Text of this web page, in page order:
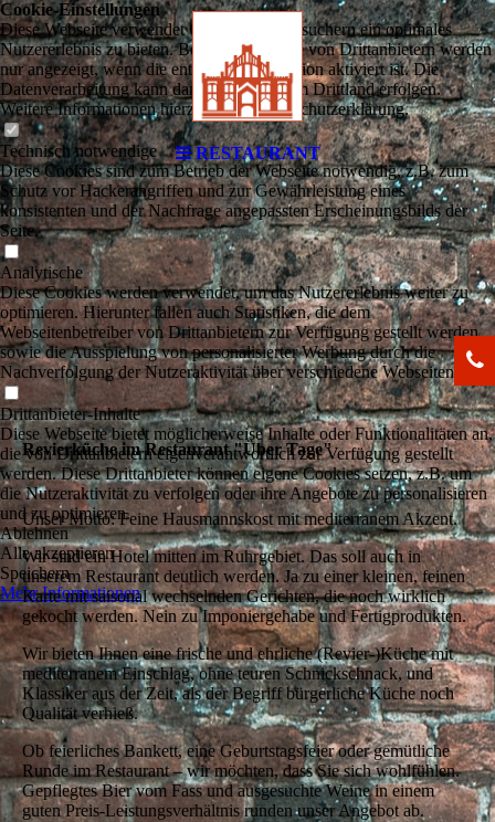
RESTAURANT
Revierküche im Restaurant "Über Tage"
Unser Motto: Feine Hausmannskost mit mediterranem Akzent.
Wir sind ein Hotel mitten im Ruhrgebiet. Das soll auch in
unserem Restaurant deutlich werden. Ja zu einer kleinen, feinen
Karte mit saisonal wechselnden Gerichten, die noch wirklich
gekocht werden. Nein zu Imponiergehabe und Fertigprodukten.
Wir bieten Ihnen eine frische und ehrliche (Revier-)Küche mit
mediterranem Einschlag, ohne teuren Schnickschnack, und
Klassiker aus der Zeit, als der Begriff bürgerliche Küche noch
Qualität verhieß.
Ob feierliches Bankett, eine Geburtstagsfeier oder ge­müt­lich­e
Runde im Restaurant – wir möchten, dass Sie sich wohlfühlen.
Gepflegtes Bier vom Fass und ausgesuchte Weine in einem
guten Preis-Leistungsverhältnis runden unser Angebot ab.
Cookie-Einstellungen
Diese Webseite verwendet Cookies, um Besuchern ein optimales
Nutzererlebnis zu bieten. Bestimmte Inhalte von Drittanbietern werden
nur angezeigt, wenn die entsprechende Option aktiviert ist. Die
Datenverarbeitung kann dann auch in einem Drittland erfolgen.
Weitere Informationen hierzu in der Datenschutzerklärung.
Technisch notwendige
Diese Cookies sind zum Betrieb der Webseite notwendig, z.B. zum
Schutz vor Hackerangriffen und zur Gewährleistung eines
konsistenten und der Nachfrage angepassten Erscheinungsbilds der
Seite.
Analytische
Diese Cookies werden verwendet, um das Nutzererlebnis weiter zu
optimieren. Hierunter fallen auch Statistiken, die dem
Webseitenbetreiber von Drittanbietern zur Verfügung gestellt werden,
sowie die Ausspielung von personalisierter Werbung durch die
Nachverfolgung der Nutzeraktivität über verschiedene Webseiten.
Drittanbieter-Inhalte
Diese Webseite bietet möglicherweise Inhalte oder Funktionalitäten an,
die von Drittanbietern eigenverantwortlich zur Verfügung gestellt
werden. Diese Drittanbieter können eigene Cookies setzen, z.B. um
die Nutzeraktivität zu verfolgen oder ihre Angebote zu personalisieren
und zu optimieren.
Ablehnen
Alle akzeptieren
Speichern
Mehr Informationen